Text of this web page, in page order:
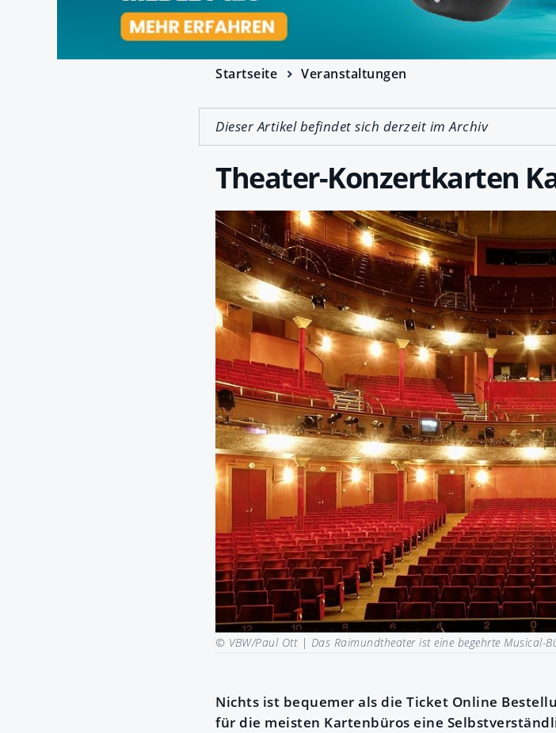
Startseite Veranstaltungen
Dieser Artikel befindet sich derzeit im Archiv
Theater-Konzertkarten
© VBW/Paul Ott | Das Raimundtheater ist eine begehrte Musical-
Nichts ist bequemer als die Ticket Online
für die meisten Kartenbüros eine